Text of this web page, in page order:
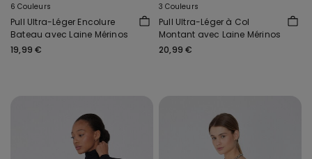
6 Couleurs
Pull Ultra-Léger Encolure
Bateau avec Laine Mérinos
19,99 €
3 Couleurs
Pull Ultra-Léger à Col
Montant avec Laine Mérinos
20,99 €